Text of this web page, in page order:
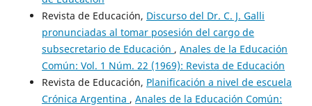
Revista de Educación, Discurso del Dr. C. J. Galli
pronunciadas al tomar posesión del cargo de
subsecretario de Educación , Anales de la Educación
Común: Vol. 1 Núm. 22 (1969): Revista de Educación
Revista de Educación, Planificación a nivel de escuela
Crónica Argentina , Anales de la Educación Común: